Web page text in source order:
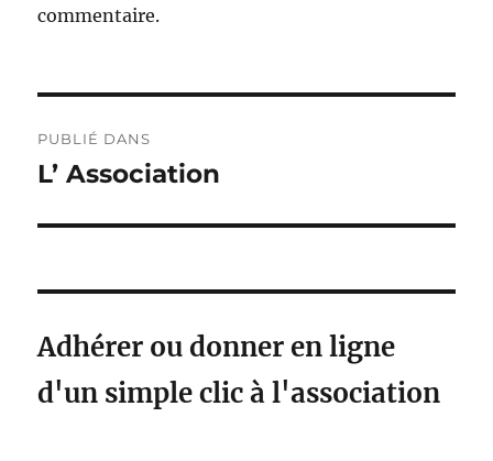
commentaire.
de
PUBLIÉ DANS
L’ Association
Adhérer ou donner en ligne
d'un simple clic à l'association